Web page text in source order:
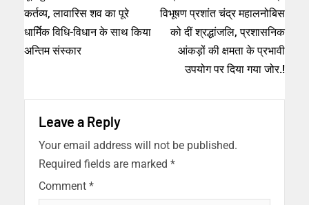
कर्तव्य, लावारिस शव का पूरे
धार्मिेक विधि-विधान के साथ किया
अन्तिम संस्कार
विभूषण प्रशांत चंद्र महालनोबिस
को दीं श्रद्धांजलि, प्रशासनिक
आंकड़ों की क्षमता के प्रभावी
उपयोग पर दिया गया जोर.!
Leave a Reply
Your email address will not be published.
Required fields are marked *
Comment *